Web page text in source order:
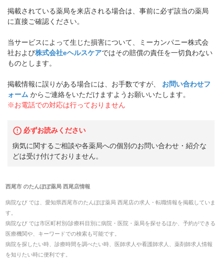
掲載されている薬局を来店される場合は、事前に必ず該当の薬局
に直接ご確認ください。
当サービスによって生じた損害について、ミーカンパニー株式会
社および株式会社eヘルスケアではその賠償の責任を一切負わない
ものとします。
掲載情報に誤りがある場合には、お手数ですが、
お問い合わせフ
ォーム からご連絡をいただけますようお願いいたします。
※お電話での対応は行っておりません
必ずお読みください
病気に関するご相談や各薬局への個別のお問い合わせ・紹介な
どは受け付けておりません。
西尾市のたんぽぽ薬局 西尾店情報
病院なび では、 愛知県西尾市のたんぽぽ薬局 西尾店の求人・転職情報を掲載していま
す。
病院なび では市区町村別/診療科目別に病院・医院・薬局を探せるほか、予約ができる
医療機関や、キーワードでの検索も可能です。
病院を探したい時、診療時間を調べたい時、医師求人や看護師求人、薬剤師求人情報
を知りたい時に便利です。